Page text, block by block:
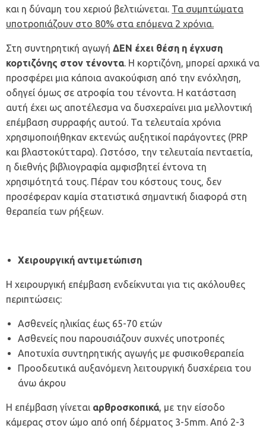
και η δύναμη του χεριού βελτιώνεται. Τα συμπτώματα
υποτροπιάζουν στο 80% στα επόμενα 2 χρόνια.
Στη συντηρητική αγωγή ΔΕΝ έχει θέση η έγχυση
κορτιζόνης στον τένοντα. Η κορτιζόνη, μπορεί αρχικά να
προσφέρει μια κάποια ανακούφιση από την ενόχληση,
οδηγεί όμως σε ατροφία του τένοντα. Η κατάσταση
αυτή έχει ως αποτέλεσμα να δυσχεραίνει μια μελλοντική
επέμβαση συρραφής αυτού. Τα τελευταία χρόνια
χρησιμοποιήθηκαν εκτενώς αυξητικοί παράγοντες (PRP
και βλαστοκύτταρα). Ωστόσο, την τελευταία πενταετία,
η διεθνής βιβλιογραφία αμφισβητεί έντονα τη
χρησιμότητά τους. Πέραν του κόστους τους, δεν
προσέφεραν καμία στατιστικά σημαντική διαφορά στη
θεραπεία των ρήξεων.
Χειρουργική αντιμετώπιση
Η χειρουργική επέμβαση ενδείκνυται για τις ακόλουθες
περιπτώσεις:
Ασθενείς ηλικίας έως 65-70 ετών
Ασθενείς που παρουσιάζουν συχνές υποτροπές
Αποτυχία συντηρητικής αγωγής με φυσικοθεραπεία
Προοδευτικά αυξανόμενη λειτουργική δυσχέρεια του
άνω άκρου
Η επέμβαση γίνεται αρθροσκοπικά, με την είσοδο
κάμερας στον ώμο από οπή δέρματος 3-5mm. Από 2-3